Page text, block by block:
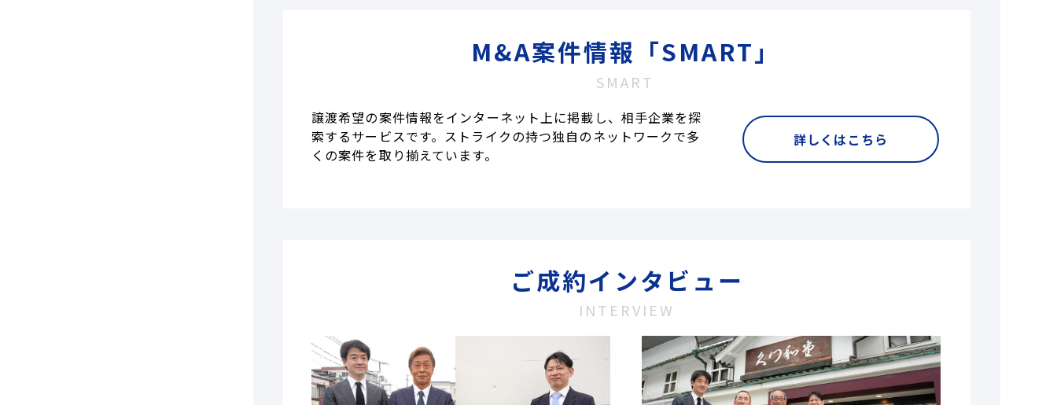
M&A案件情報「SMART」
SMART
譲渡希望の案件情報をインターネット上に掲載し、相手企業を探
索するサービスです。ストライクの持つ独自のネットワークで多
くの案件を取り揃えています。
詳しくはこちら
ご成約インタビュー
INTERVIEW